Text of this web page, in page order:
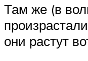
Там же (в
они растут